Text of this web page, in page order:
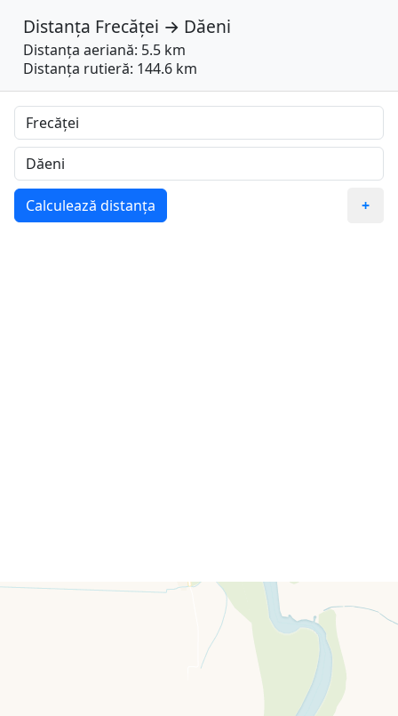
Distanța Frecăței → Dăeni
Distanța aeriană: 5.5 km
Distanța rutieră: 144.6 km
Calculează distanța +